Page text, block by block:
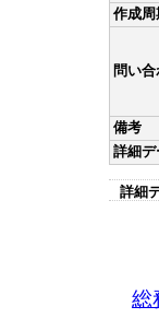
作成周
問い
備考
詳細デ
詳細
総